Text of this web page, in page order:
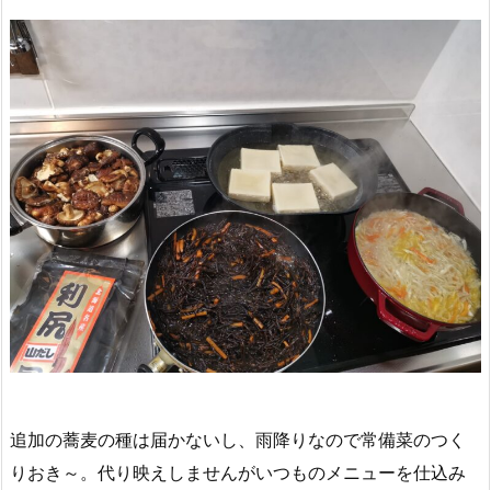
追加の蕎麦の種は届かないし、雨降りなので常備菜のつく
りおき～。代り映えしませんがいつものメニューを仕込み